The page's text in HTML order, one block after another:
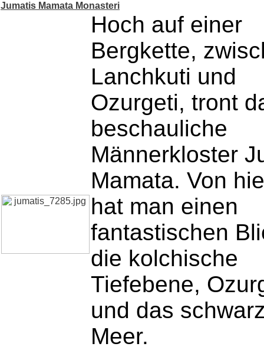
Jumatis Mamata Monasteri
Hoch auf einer
Bergkette,
Lanchkuti und
Ozurgeti, tront
beschauliche
Männerkloster
Mamata. Von
hat man einen
fantastischen
die kolchische
Tiefebene,
und das
Meer.